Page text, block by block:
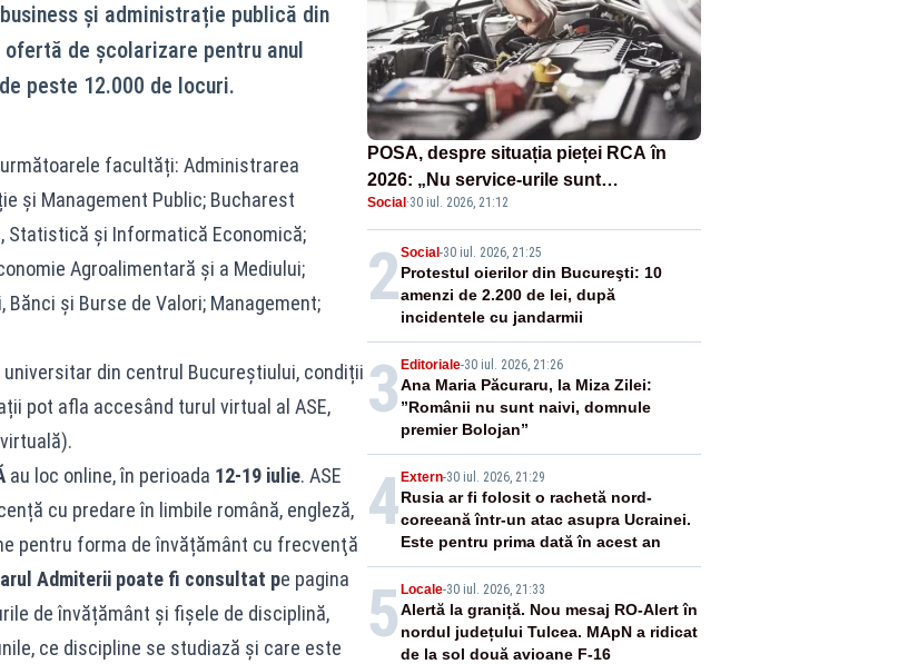
și administrație publică din
de școlarizare pentru anul
peste 12.000 de locuri.
facultăți: Administrarea
și Management Public; Bucharest
Statistică și Informatică Economică;
Agroalimentară și a Mediului;
și Burse de Valori; Management;
din centrul Bucureștiului, condiții
pot afla accesând turul virtual al ASE,
au loc online, în perioada 12-19 iulie. ASE
cu predare în limbile română, engleză,
pentru forma de învățământ cu frecvenţă
Admiterii poate fi consultat pe pagina
de învățământ și fișele de disciplină,
ce discipline se studiază și care este
POSA, despre situația pieței RCA în
2026: „Nu service-urile sunt
responsabile pentru scumpirea
polițelor”
Social ·30 iul. 2026, 21:12
2Social -30 iul. 2026, 21:25
Protestul oierilor din Bucureşti: 10
amenzi de 2.200 de lei, după
incidentele cu jandarmii
3 Editoriale-30 iul. 2026, 21:26
Ana Maria Păcuraru, la Miza Zilei:
”Românii nu sunt naivi, domnule
premier Bolojan”
4 Extern-30 iul. 2026, 21:29
Rusia ar fi folosit o rachetă nord-
coreeană într-un atac asupra Ucrainei.
Este pentru prima dată în acest an
5 Locale-30 iul. 2026, 21:33
Alertă la graniță. Nou mesaj RO-Alert în
nordul județului Tulcea. MApN a ridicat
de la sol două avioane F-16